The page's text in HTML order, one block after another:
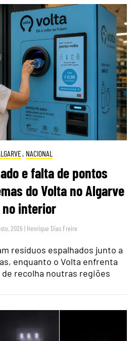
, NACIONAL
e falta de pontos
do Volta no Algarve
no interior
2026 | Henrique Dias Freire
resíduos espalhados junto a
enquanto o Volta enfrenta
recolha noutras regiões